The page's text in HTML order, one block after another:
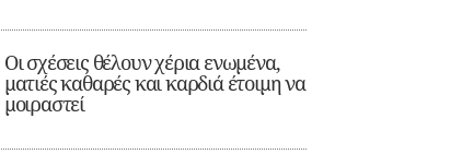
Οι σχέσεις θέλουν χέρια ενωμένα,
ματιές καθαρές και καρδιά έτοιμη να
μοιραστεί